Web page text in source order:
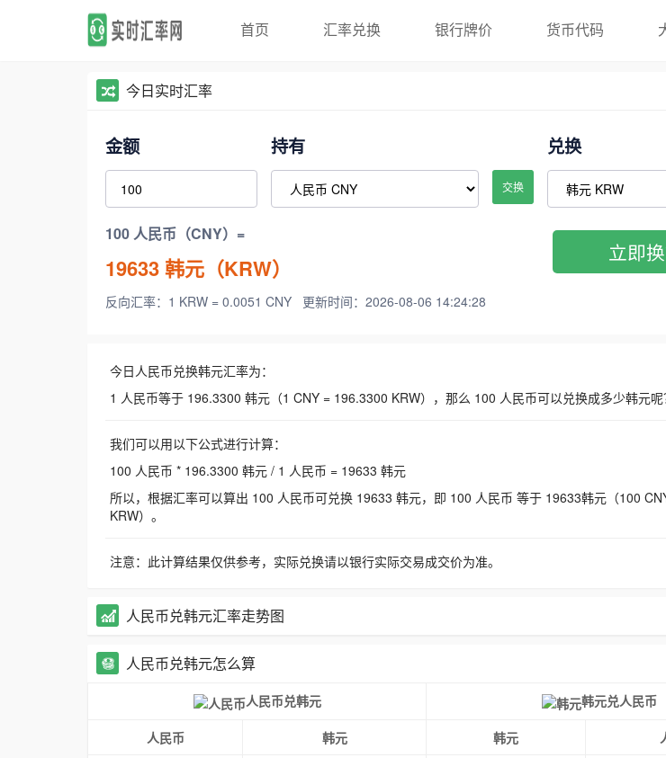
首页 汇率兑换 银行牌价 货币代码
今日实时汇率
金额 持有
交换
兑换
100 人民币（CNY）=
19633韩元（KRW）
反向汇率：1 KRW = 0.0051 CNY 更新时间：2026-08-06 14:24:28
立即
今日人民币兑换韩元汇率为：
1 人民币等于 196.3300 韩元（1 CNY = 196.3300 KRW），那么 100 人民币可以兑换成多少韩元呢
我们可以用以下公式进行计算：
100 人民币 * 196.3300 韩元 / 1 人民币 = 19633 韩元
所以，根据汇率可以算出 100 人民币可兑换 19633 韩元，即 100 人民币 等于 19633韩元（100
KRW）。
注意：此计算结果仅供参考，实际兑换请以银行实际交易成交价为准。
人民币兑韩元汇率走势图
人民币兑韩元怎么算
人民币兑韩元 韩元兑人民币
人民币 韩元 韩元